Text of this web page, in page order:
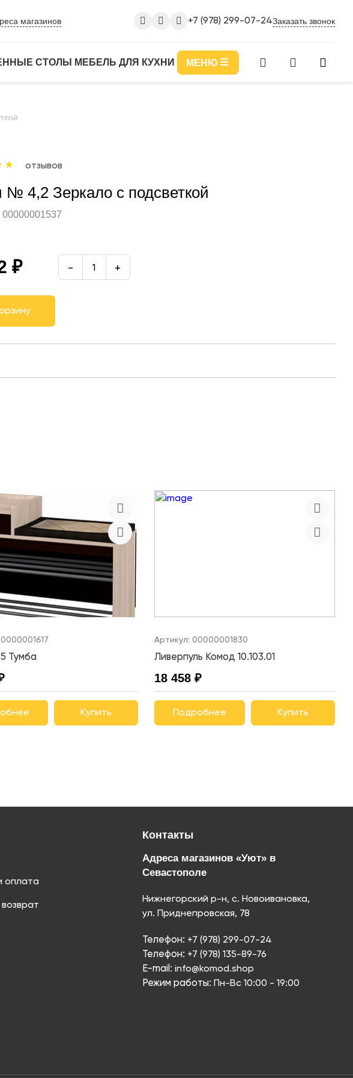
магазинов +7 (978) 299-07-24Заказать звонок
СТОЛЫ МЕБЕЛЬ ДЛЯ КУХНИ МЕНЮ
отзывов
№ 4,2 Зеркало с подсветкой
00000001537
₽
Тумба
Купить
Артикул: 00000001830
Ливерпуль Комод 10.103.01
18 458 ₽
Подробнее Купить
оплата
возврат
Контакты
Адреса магазинов «Уют» в
Севастополе
Нижнегорский р-н, с. Новоивановка,
ул. Приднепровская, 78
Телефон: +7 (978) 299-07-24
Телефон: +7 (978) 135-89-76
E-mail: info@komod.shop
Режим работы: Пн-Вс 10:00 - 19:00